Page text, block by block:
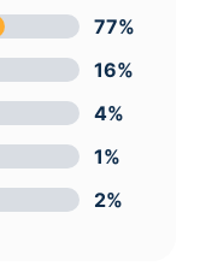
77%
16%
4%
1%
2%